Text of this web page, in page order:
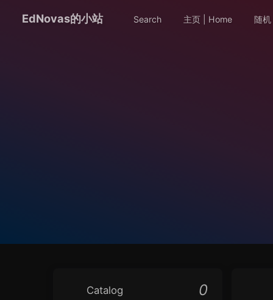
EdNovas的小站 Search 主页 | Home 随
Catalog